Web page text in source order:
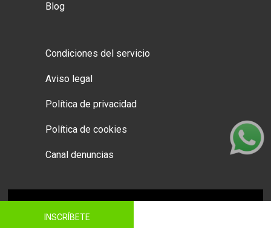
Blog
Condiciones del servicio
Aviso legal
Política de privacidad
Política de cookies
Canal denuncias
INSCRÍBETE